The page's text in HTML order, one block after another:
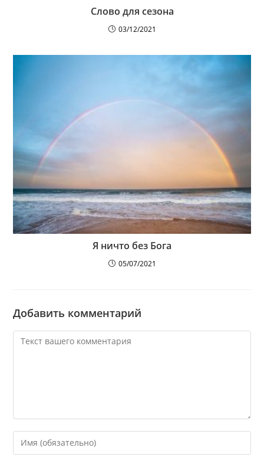
Слово для сезона
03/12/2021
Я ничто без Бога
05/07/2021
Добавить комментарий